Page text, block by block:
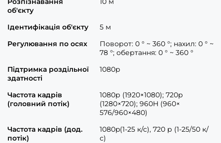
об'єкту
Ідентифікація об'єкту
5 м
Регулювання по осях
Поворот: 0 ° ~ 360 °; нахил: 0 ° ~
78 °; обертання: 0 ° ~ 360 °
Підтримка роздільної
здатності
1080р
Частота кадрів
(головний потік)
1080р (1920×1080); 720р
(1280×720); 960H (960×
576/960×480)
Частота кадрів (дод.
потік)
1080p(1-25 к/с), 720 р (1-25/50 к/
с)